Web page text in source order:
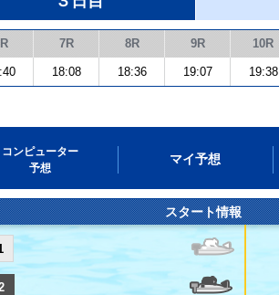
7R 8R 9R 10R
18:08 18:36 19:07 19:38
コンピューター
予想
マイ予想
スタート情報